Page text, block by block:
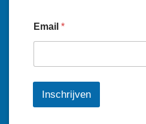
Email *
Inschrijven